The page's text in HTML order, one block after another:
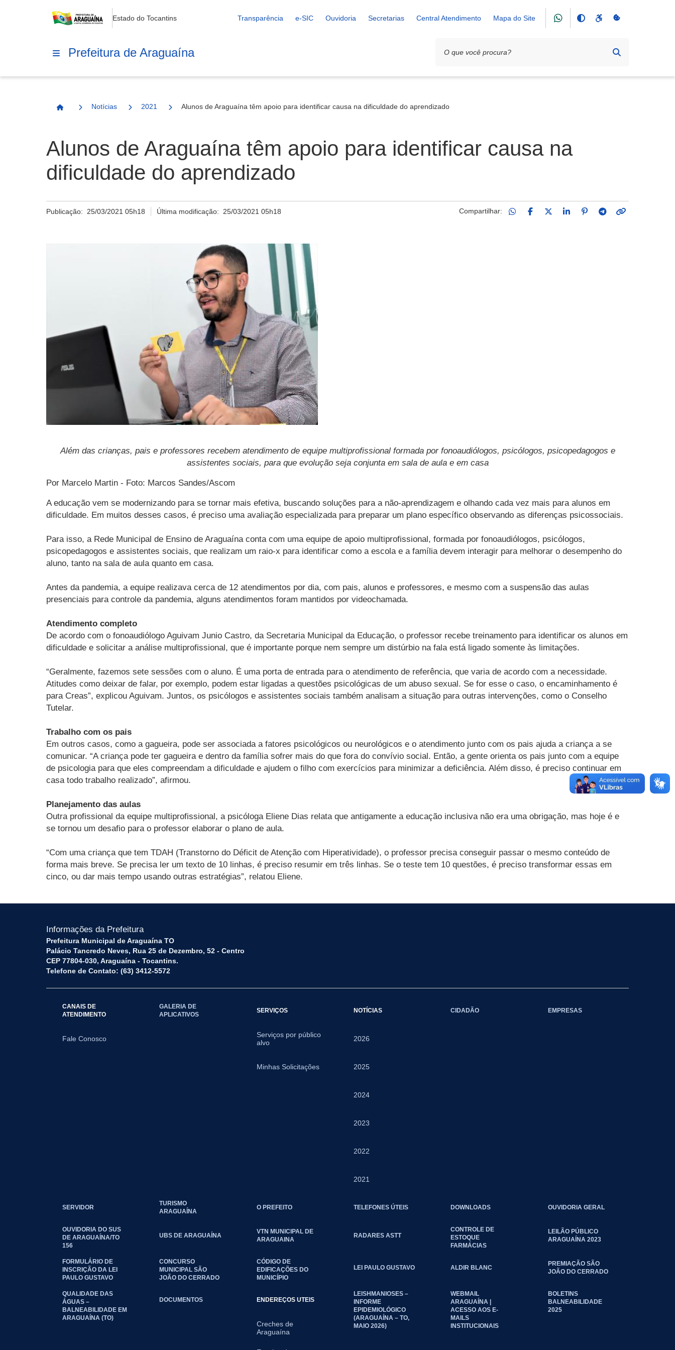
Estado do Tocantins Transparência e-SIC Ouvidoria Secretarias Central Atendimento Mapa do Site
Prefeitura de Araguaína
Página Inicial
Notícias 2021 Alunos de Araguaína têm apoio para identificar causa na dificuldade do aprendizado
Alunos de Araguaína têm apoio para identificar causa na
dificuldade do aprendizado
Publicação: 25/03/2021 05h18 Última modificação: 25/03/2021 05h18 Compartilhar:
Além das crianças, pais e professores recebem atendimento de equipe multiprofissional formada por fonoaudiólogos, psicólogos, psicopedagogos e
assistentes sociais, para que evolução seja conjunta em sala de aula e em casa
Por Marcelo Martin - Foto: Marcos Sandes/Ascom
A educação vem se modernizando para se tornar mais efetiva, buscando soluções para a não-aprendizagem e olhando cada vez mais para alunos em
dificuldade. Em muitos desses casos, é preciso uma avaliação especializada para preparar um plano específico observando as diferenças psicossociais.
Para isso, a Rede Municipal de Ensino de Araguaína conta com uma equipe de apoio multiprofissional, formada por fonoaudiólogos, psicólogos,
psicopedagogos e assistentes sociais, que realizam um raio-x para identificar como a escola e a família devem interagir para melhorar o desempenho do
aluno, tanto na sala de aula quanto em casa.
Antes da pandemia, a equipe realizava cerca de 12 atendimentos por dia, com pais, alunos e professores, e mesmo com a suspensão das aulas
presenciais para controle da pandemia, alguns atendimentos foram mantidos por videochamada.
Atendimento completo
De acordo com o fonoaudiólogo Aguivam Junio Castro, da Secretaria Municipal da Educação, o professor recebe treinamento para identificar os alunos em
dificuldade e solicitar a análise multiprofissional, que é importante porque nem sempre um distúrbio na fala está ligado somente às limitações.
“Geralmente, fazemos sete sessões com o aluno. É uma porta de entrada para o atendimento de referência, que varia de acordo com a necessidade.
Atitudes como deixar de falar, por exemplo, podem estar ligadas a questões psicológicas de um abuso sexual. Se for esse o caso, o encaminhamento é
para Creas”, explicou Aguivam. Juntos, os psicólogos e assistentes sociais também analisam a situação para outras intervenções, como o Conselho
Tutelar.
Trabalho com os pais
Em outros casos, como a gagueira, pode ser associada a fatores psicológicos ou neurológicos e o atendimento junto com os pais ajuda a criança a se
comunicar. “A criança pode ter gagueira e dentro da família sofrer mais do que fora do convívio social. Então, a gente orienta os pais junto com a equipe
de psicologia para que eles compreendam a dificuldade e ajudem o filho com exercícios para minimizar a deficiência. Além disso, é preciso continuar em
casa todo trabalho realizado”, afirmou.
Planejamento das aulas
Outra profissional da equipe multiprofissional, a psicóloga Eliene Dias relata que antigamente a educação inclusiva não era uma obrigação, mas hoje é e
se tornou um desafio para o professor elaborar o plano de aula.
“Com uma criança que tem TDAH (Transtorno do Déficit de Atenção com Hiperatividade), o professor precisa conseguir passar o mesmo conteúdo de
forma mais breve. Se precisa ler um texto de 10 linhas, é preciso resumir em três linhas. Se o teste tem 10 questões, é preciso transformar essas em
cinco, ou dar mais tempo usando outras estratégias”, relatou Eliene.
Informações da Prefeitura
Prefeitura Municipal de Araguaína TO
Palácio Tancredo Neves, Rua 25 de Dezembro, 52 - Centro
CEP 77804-030, Araguaína - Tocantins.
Telefone de Contato: (63) 3412-5572
CANAIS DE
ATENDIMENTO
Fale Conosco
GALERIA DE
APLICATIVOS
SERVIÇOS
Serviços por público
alvo
Minhas Solicitações
NOTÍCIAS
2026
2025
2024
2023
2022
2021
CIDADÃO EMPRESAS
SERVIDOR
TURISMO
ARAGUAÍNA
O PREFEITO TELEFONES ÚTEIS DOWNLOADS OUVIDORIA GERAL
OUVIDORIA DO SUS
DE ARAGUAÍNA/TO
156
UBS DE ARAGUAÍNA
VTN MUNICIPAL DE
ARAGUAINA
RADARES ASTT
CONTROLE DE
ESTOQUE
FARMÁCIAS
LEILÃO PÚBLICO
ARAGUAÍNA 2023
FORMULÁRIO DE
INSCRIÇÃO DA LEI
PAULO GUSTAVO
CONCURSO
MUNICIPAL SÃO
JOÃO DO CERRADO
CÓDIGO DE
EDIFICAÇÕES DO
MUNICÍPIO
LEI PAULO GUSTAVO ALDIR BLANC
PREMIAÇÃO SÃO
JOÃO DO CERRADO
QUALIDADE DAS
ÁGUAS –
BALNEABILIDADE EM
ARAGUAÍNA (TO)
DOCUMENTOS ENDEREÇOS UTEIS
Creches de
Araguaína
LEISHMANIOSES –
INFORME
EPIDEMIOLÓGICO
(ARAGUAÍNA – TO,
MAIO 2026)
WEBMAIL
ARAGUAÍNA |
ACESSO AOS E-
MAILS
INSTITUCIONAIS
BOLETINS
BALNEABILIDADE
2025